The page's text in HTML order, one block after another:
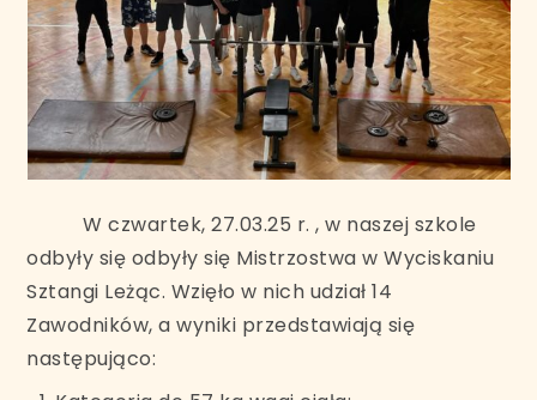
W czwartek, 27.03.25 r. , w naszej szkole
odbyły się odbyły się Mistrzostwa w Wyciskaniu
Sztangi Leżąc. Wzięło w nich udział 14
Zawodników, a wyniki przedstawiają się
następująco: